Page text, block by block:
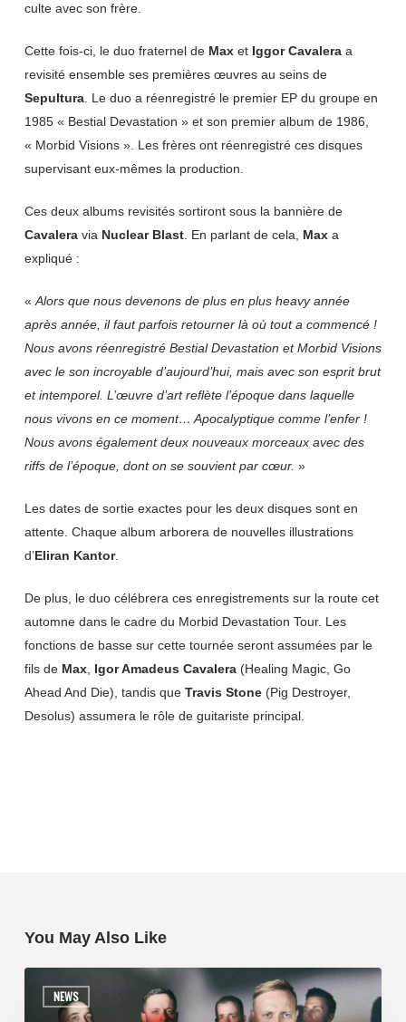
culte avec son frère.
Cette fois-ci, le duo fraternel de Maxet Iggor Cavaleraa
revisité ensemble ses premières œuvres au seins de
Sepultura. Le duo a réenregistré le premier EP du groupe en
1985 « Bestial Devastation » et son premier album de 1986,
« Morbid Visions ». Les frères ont réenregistré ces disques
supervisant eux-mêmes la production.
Ces deux albums revisités sortiront sous la bannière de
Cavaleravia Nuclear Blast. En parlant de cela, Maxa
expliqué :
« Alors que nous devenons de plus en plus heavy année
après année, il faut parfois retourner là où tout a commencé !
Nous avons réenregistré Bestial Devastation et Morbid Visions
avec le son incroyable d’aujourd’hui, mais avec son esprit brut
et intemporel. L’œuvre d’art reflète l’époque dans laquelle
nous vivons en ce moment… Apocalyptique comme l’enfer !
Nous avons également deux nouveaux morceaux avec des
riffs de l’époque, dont on se souvient par cœur. »
Les dates de sortie exactes pour les deux disques sont en
attente. Chaque album arborera de nouvelles illustrations
d’Eliran Kantor.
De plus, le duo célébrera ces enregistrements sur la route cet
automne dans le cadre du Morbid Devastation Tour. Les
fonctions de basse sur cette tournée seront assumées par le
fils de Max, Igor Amadeus Cavalera(Healing Magic, Go
Ahead And Die), tandis que Travis Stone(Pig Destroyer,
Desolus) assumera le rôle de guitariste principal.
You May Also Like
NEWS